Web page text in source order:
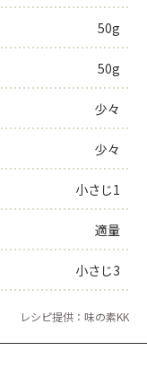
50g
50g
少々
少々
小さじ1
適量
小さじ3
レシピ提供：味の素KK